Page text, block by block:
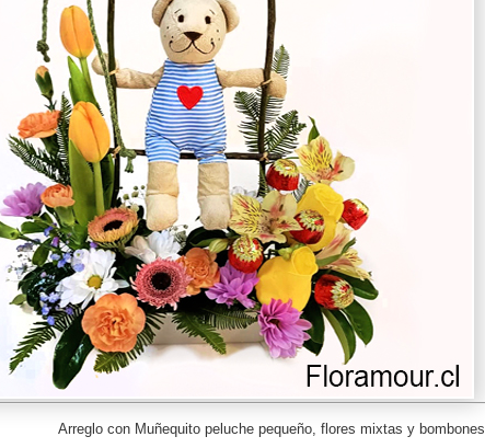
Arreglo con Muñequito peluche pequeño, flores mixtas y bombones